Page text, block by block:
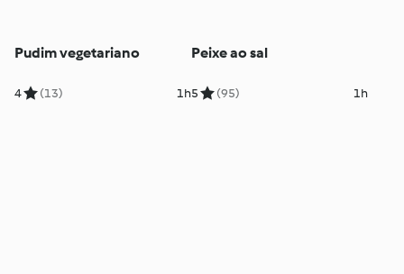
Pudim vegetariano
4 (13) 1h
Peixe ao sal
5 (95) 1h